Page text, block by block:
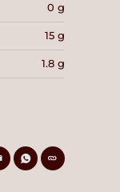
0 g
15 g
1.8 g